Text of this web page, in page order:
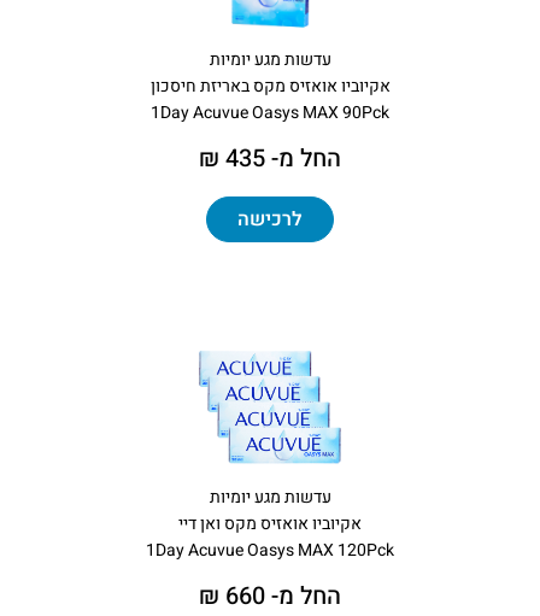
עדשות מגע יומיות
אקיוביו אואזיס מקס באריזת חיסכון
1Day Acuvue Oasys MAX 90Pck
החל מ- 435 ₪
לרכישה
עדשות מגע יומיות
אקיוביו אואזיס מקס ואן דיי
1Day Acuvue Oasys MAX 120Pck
החל מ- 660 ₪